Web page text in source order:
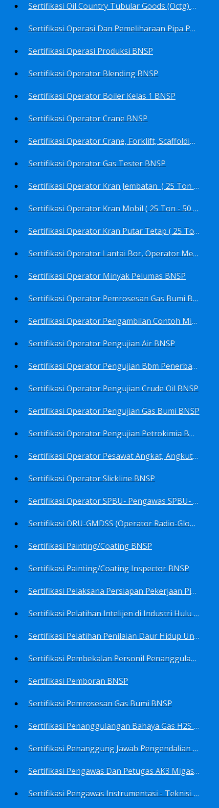
Sertifikasi Oil Country Tubular Goods (Octg) BNSP
Sertifikasi Operasi Dan Pemeliharaan Pipa Penyalur BNSP
Sertifikasi Operasi Produksi BNSP
Sertifikasi Operator Blending BNSP
Sertifikasi Operator Boiler Kelas 1 BNSP
Sertifikasi Operator Crane BNSP
Sertifikasi Operator Crane, Forklift, Scaffolding/Scaffolder, Boiler, Rigger BNSP
Sertifikasi Operator Gas Tester BNSP
Sertifikasi Operator Kran Jembatan ( 25 Ton - 50 Ton - > 50 ) BNSP
Sertifikasi Operator Kran Mobil ( 25 Ton - 50 Ton - > 50 ) BNSP
Sertifikasi Operator Kran Putar Tetap ( 25 Ton - 50 Ton - > 50 ) BNSP
Sertifikasi Operator Lantai Bor, Operator Menara Bor, Juru Bor, Ahli Pengendali Pengeboran BNSP
Sertifikasi Operator Minyak Pelumas BNSP
Sertifikasi Operator Pemrosesan Gas Bumi BNSP
Sertifikasi Operator Pengambilan Contoh Minyak Bumi, Gas Bumi, Bbm- Bbn- Pelumas, Udara, Limbah, Air BNSP
Sertifikasi Operator Pengujian Air BNSP
Sertifikasi Operator Pengujian Bbm Penerbangan Dan Non Penerbangan BNSP
Sertifikasi Operator Pengujian Crude Oil BNSP
Sertifikasi Operator Pengujian Gas Bumi BNSP
Sertifikasi Operator Pengujian Petrokimia BNSP
Sertifikasi Operator Pesawat Angkat, Angkut Dan Juru Ikat Beban BNSP
Sertifikasi Operator Slickline BNSP
Sertifikasi Operator SPBU- Pengawas SPBU- Teknisi SPBU- Teknisi Service Station SPBU BNSP
Sertifikasi ORU-GMDSS (Operator Radio-Global Maritime Distress&Safety System) BNSP
Sertifikasi Painting/Coating BNSP
Sertifikasi Painting/Coating Inspector BNSP
Sertifikasi Pelaksana Persiapan Pekerjaan Pims BNSP
Sertifikasi Pelatihan Intelijen di Industri Hulu Minyak dan Gas Bumi BNSP
Sertifikasi Pelatihan Penilaian Daur Hidup Untuk PROPER (Life Cycle Asssment) BNSP
Sertifikasi Pembekalan Personil Penanggulangan Pencemaran Tingkat On-Scene Commander (IMO Level 2) BNSP
Sertifikasi Pemboran BNSP
Sertifikasi Pemrosesan Gas Bumi BNSP
Sertifikasi Penanggulangan Bahaya Gas H2S BNSP
Sertifikasi Penanggung Jawab Pengendalian Pencemaran Udara BNSP
Sertifikasi Pengawas Dan Petugas AK3 Migas BNSP
Sertifikasi Pengawas Instrumentasi - Teknisi Instrumentasi Tingkat 1 Dan 2 BNSP